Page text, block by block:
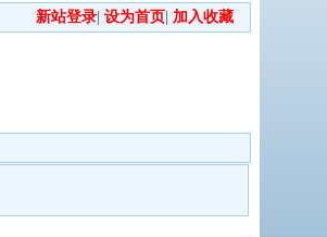
新站登录 设为首页 加入收藏